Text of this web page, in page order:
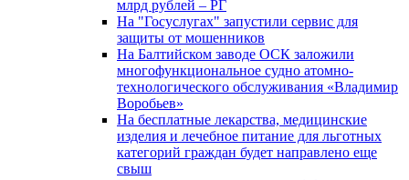
млрд рублей – РГ
На "Госуслугах" запустили сервис для
защиты от мошенников
На Балтийском заводе ОСК заложили
многофункциональное судно атомно-
технологического обслуживания «Владимир
Воробьев»
На бесплатные лекарства, медицинские
изделия и лечебное питание для льготных
категорий граждан будет направлено еще
свыш